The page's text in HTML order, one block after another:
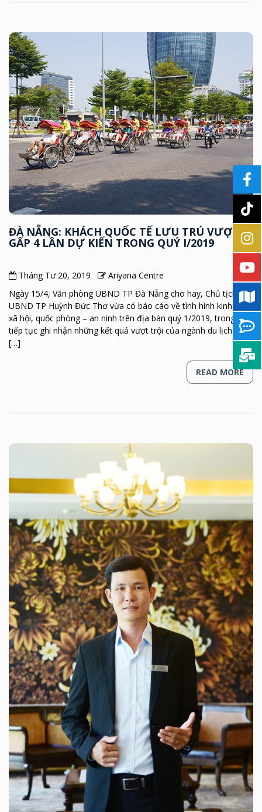
ĐÀ NẴNG: KHÁCH QUỐC TẾ LƯU TRÚ VƯỢT
GẤP 4 LẦN DỰ KIẾN TRONG QUÝ I/2019
Tháng Tư 20, 2019
Ariyana Centre
Ngày 15/4, Văn phòng UBND TP Đà Nẵng cho hay, Chủ tịch
UBND TP Huỳnh Đức Thơ vừa có báo cáo về tình hình kinh tế –
xã hội, quốc phòng – an ninh trên địa bàn quý 1/2019, trong đó
tiếp tục ghi nhận những kết quả vượt trội của ngành du lịch Đà
[…]
READ MORE